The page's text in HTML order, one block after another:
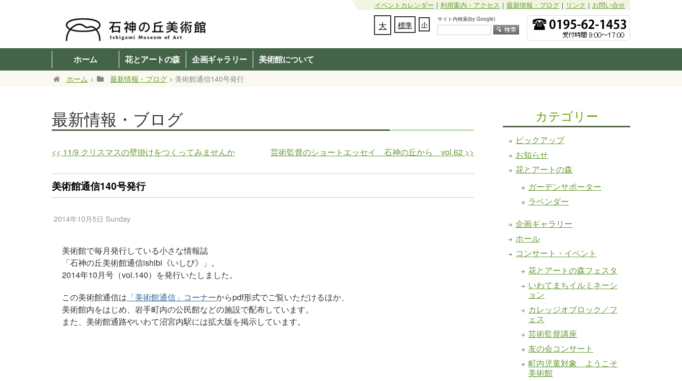
イベントカレンダー｜利用案内・アクセス｜最新情報・ブログ｜リンク｜お問い合せ
サイト内検索(by Google)
大 標準 小
ホーム 花とアートの森 企画ギャラリー 美術館について
ホーム > 最新情報・ブログ > 美術館通信140号発行
最新情報・ブログ
<< 11/9 クリスマスの壁掛けをつくってみませんか 芸術監督のショートエッセイ 石神の丘から vol.62 >>
美術館通信140号発行
2014年10月5日 Sunday
美術館で毎月発行している小さな情報誌
「石神の丘美術館通信ishibi《いしび》」。
2014年10月号（vol.140）を発行いたしました。
この美術館通信は 「美術館通信」コーナーからpdf形式でご覧いただけるほか、
美術館内をはじめ、岩手町内の公民館などの施設で配布しています。
また、美術館通路やいわて沼宮内駅には拡大版を掲示しています。
カテゴリー
ピックアップ
お知らせ
花とアートの森
ガーデンサポーター
ラベンダー
企画ギャラリー
ホール
コンサート・イベント
花とアートの森フェスタ
いわてまちイルミネーシ
ョン
カレッジオブロック／フ
ェス
芸術監督講座
友の会コンサート
町内児童対象 ようこそ
美術館